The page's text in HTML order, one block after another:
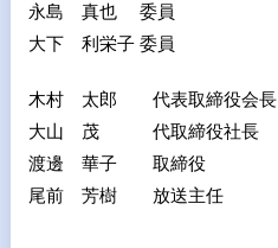
永島 真也 委員
大下 利栄子 委員
木村 太郎 代表取締役会長
大山 茂 代取締役社長
渡邊 華子 取締役
尾前 芳樹 放送主任